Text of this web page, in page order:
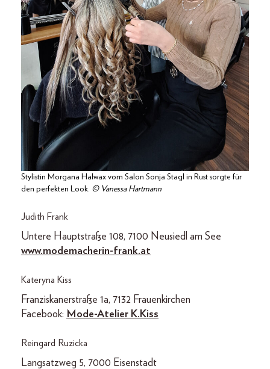
Stylistin Morgana Halwax vom Salon Sonja Stagl in Rust sorgte für
den perfekten Look. © Vanessa Hartmann
Judith Frank
Untere Hauptstraße 108, 7100 Neusiedl am See
www.modemacherin-frank.at
Kateryna Kiss
Franziskanerstraße 1a, 7132 Frauenkirchen
Facebook: Mode-Atelier K.Kiss
Reingard Ruzicka
Langsatzweg 5, 7000 Eisenstadt